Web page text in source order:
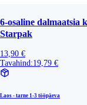
6-osaline dalmaatsia
Starpak
13,90 €
Tavahind:19,79 €
Laos - tarne 1-3 tööpäeva